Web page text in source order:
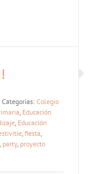
Categorías: Colegio
Educación
Educación
fiesta
party, proyecto